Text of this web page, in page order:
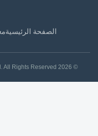
الصفحة الرئيسية